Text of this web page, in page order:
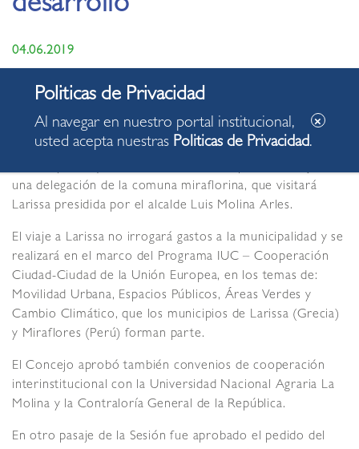
desarrollo
04.06.2019
El Concejo Municipal de Miraflores aprobó hoy, por
interinstitucional, entre los cuales destaca el acuerdo de
colaboración técnica y de amistad con la municipalidad de
una delegación de la comuna miraflorina, que visitará
Larissa presidida por el alcalde Luis Molina Arles.
El viaje a Larissa no irrogará gastos a la municipalidad y se
realizará en el marco del Programa IUC – Cooperación
Ciudad-Ciudad de la Unión Europea, en los temas de:
Movilidad Urbana, Espacios Públicos, Áreas Verdes y
Cambio Climático, que los municipios de Larissa (Grecia)
y Miraflores (Perú) forman parte.
El Concejo aprobó también convenios de cooperación
interinstitucional con la Universidad Nacional Agraria La
Molina y la Contraloría General de la República.
En otro pasaje de la Sesión fue aprobado el pedido del
Al navegar en nuestro portal institucional,
usted acepta nuestras Politicas de Privacidad.